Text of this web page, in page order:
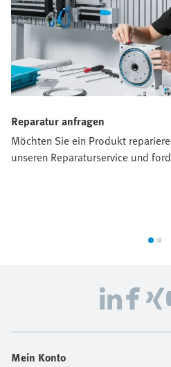
Reparatur anfragen
Möchten Sie ein Produkt
unseren Reparaturservice und
Mein Konto